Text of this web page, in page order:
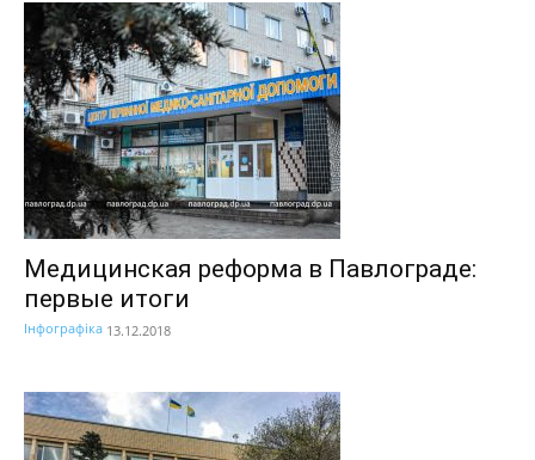
Медицинская реформа в Павлограде:
первые итоги
Інфографіка 13.12.2018